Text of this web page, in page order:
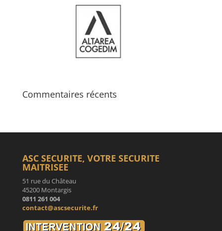
Commentaires récents
ASC SECURITE, VOTRE SECURITE
MAITRISEE
51 rue du Château
45200 Montargis
0811 261 004
contact@ascsecurite.fr